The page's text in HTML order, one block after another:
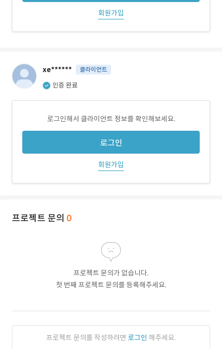
회원가입
xe****** 클라이언트
인증 완료
로그인해서 클라이언트 정보를 확인해보세요.
로그인
회원가입
프로젝트 문의 0
프로젝트 문의가 없습니다.
첫 번째 프로젝트 문의를 등록해주세요.
프로젝트 문의를 작성하려면 로그인 해주세요.